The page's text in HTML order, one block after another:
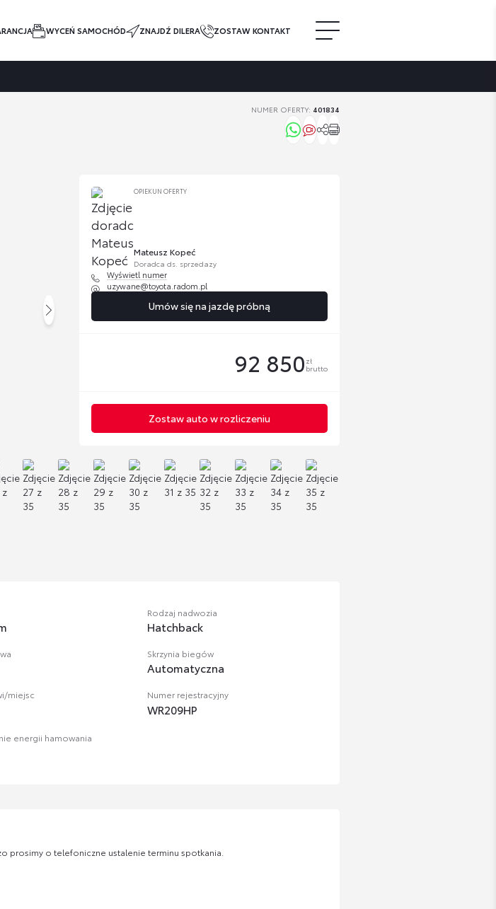
WYCEŃ SAMOCHÓD ZNAJDŹ DILERA ZOSTAW KONTAKT
NUMER OFERTY: 401834
OPIEKUN OFERTY
Mateusz Kopeć
Doradca ds. sprzedazy
Wyświetl numer
uzywane@toyota.radom.pl
Umów się na jazdę próbną
92 850 zł
brutto
Zostaw auto w rozliczeniu
Rodzaj nadwozia
Hatchback
Skrzynia biegów
Automatyczna
miejsc Numer rejestracyjny
WR209HP
energii hamowania
prosimy o telefoniczne ustalenie terminu spotkania.